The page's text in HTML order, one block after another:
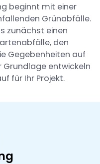
beginnt mit einer
Grünabfälle.
zunächst einen
den
Gegebenheiten auf
Grundlage entwickeln
für Ihr Projekt.